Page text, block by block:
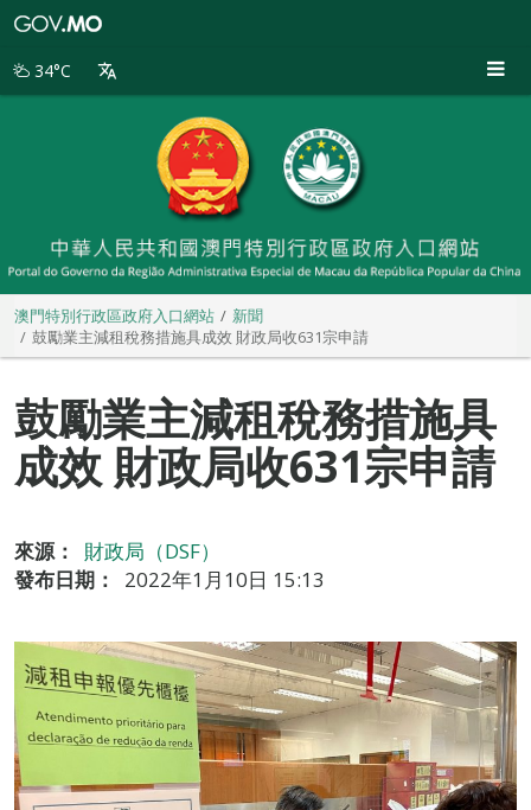
別
34°C
澳門特別行政區政府入口網站
新聞
鼓勵業主減租稅務措施具成效 財政局收631宗申請
鼓勵業主減租稅務措施具
成效 財政局收631宗申請
來源：
財政局（DSF）
發布日期：
2022年1月10日 15:13